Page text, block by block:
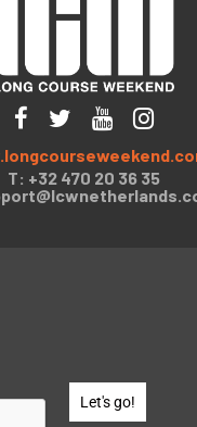
T: +32 470 20 36 35
Let's go!